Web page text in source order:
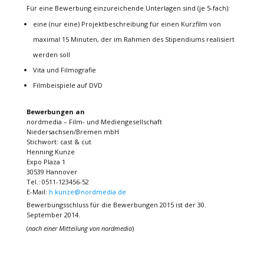
Für eine Bewerbung einzureichende Unterlagen sind (je 5-fach):
eine (nur eine) Projektbeschreibung für einen Kurzfilm von
maximal 15 Minuten, der im Rahmen des Stipendiums realisiert
werden soll
Vita und Filmografie
Filmbeispiele auf DVD
Bewerbungen an
nordmedia – Film- und Mediengesellschaft
Niedersachsen/Bremen mbH
Stichwort: cast & cut
Henning Kunze
Expo Plaza 1
30539 Hannover
Tel.: 0511-123456-52
E-Mail: h.kunze@nordmedia.de
Bewerbungsschluss für die Bewerbungen 2015 ist der 30.
September 2014.
(nach einer Mitteilung von nordmedia)